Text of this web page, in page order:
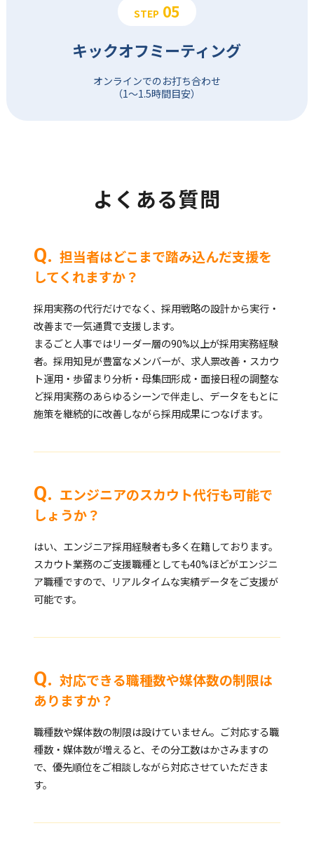
STEP 05
キックオフミーティング
オンラインでの お打ち合わせ
（1〜1.5時間目安）
よくある質問
担当者はどこまで踏み込んだ支援を
してくれますか？
採用実務の代行だけでなく、採用戦略の設計から実行・
改善まで一気通貫で支援します。
まるごと人事ではリーダー層の90%以上が採用実務経験
者。採用知見が豊富なメンバーが、求人票改善・スカウ
ト運用・歩留まり分析・母集団形成・面接日程の調整な
ど採用実務のあらゆるシーンで伴走し、データをもとに
施策を継続的に改善しながら採用成果につなげます。
エンジニアのスカウト代行も可能で
しょうか？
はい、エンジニア採用経験者も多く在籍しております。
スカウト業務のご支援職種としても40%ほどがエンジニ
ア職種ですので、リアルタイムな実績データをご支援が
可能です。
対応できる職種数や媒体数の制限は
ありますか？
職種数や媒体数の制限は設けていません。ご対応する職
種数・媒体数が増えると、その分工数はかさみますの
で、優先順位をご相談しながら対応させていただきま
す。